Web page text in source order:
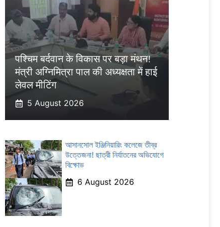
पश्चिम बर्दवान के विकास पर बड़ा मंथन!
मंत्री अग्निमित्रा पाल की अध्यक्षता में हाई
लेवल मीटिंग
5 August 2026
আসানসোল ইঞ্জিনিয়ারিং কলেজে তীব্র
উত্তেজনা! ছাত্রী নির্যাতনের অভিযোগে
বিক্ষোভ
6 August 2026